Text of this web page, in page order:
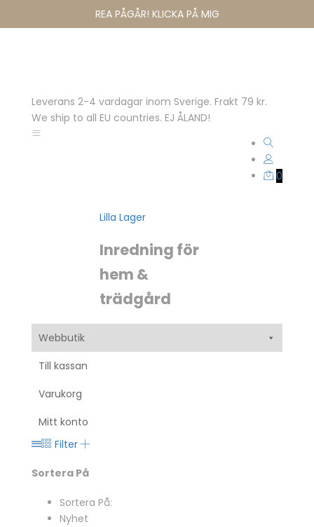
REA PÅGÅR! KLICKA PÅ MIG
Leverans 2-4 vardagar inom Sverige. Frakt 79 kr.
We ship to all EU countries. EJ ÅLAND!
Lilla Lager
Inredning för
hem &
trädgård
0
Webbutik
Till kassan
Varukorg
Mitt konto
Filter
Sortera På
Sortera På:
Nyhet